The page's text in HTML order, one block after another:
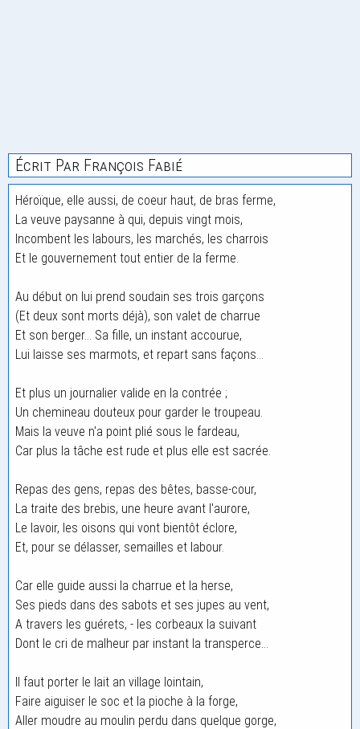
Écrit Par François Fabié
Héroïque, elle aussi, de coeur haut, de bras ferme,
La veuve paysanne à qui, depuis vingt mois,
Incombent les labours, les marchés, les charrois
Et le gouvernement tout entier de la ferme.
Au début on lui prend soudain ses trois garçons
(Et deux sont morts déjà), son valet de charrue
Et son berger... Sa fille, un instant accourue,
Lui laisse ses marmots, et repart sans façons...
Et plus un journalier valide en la contrée ;
Un chemineau douteux pour garder le troupeau.
Mais la veuve n'a point plié sous le fardeau,
Car plus la tâche est rude et plus elle est sacrée.
Repas des gens, repas des bêtes, basse-cour,
La traite des brebis, une heure avant l'aurore,
Le lavoir, les oisons qui vont bientôt éclore,
Et, pour se délasser, semailles et labour.
Car elle guide aussi la charrue et la herse,
Ses pieds dans des sabots et ses jupes au vent,
A travers les guérets, - les corbeaux la suivant
Dont le cri de malheur par instant la transperce...
Il faut porter le lait an village lointain,
Faire aiguiser le soc et la pioche à la forge,
Aller moudre au moulin perdu dans quelque gorge,